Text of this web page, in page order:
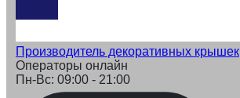
Производитель декоративных крышек
Операторы онлайн
Пн-Вс: 09:00 - 21:00